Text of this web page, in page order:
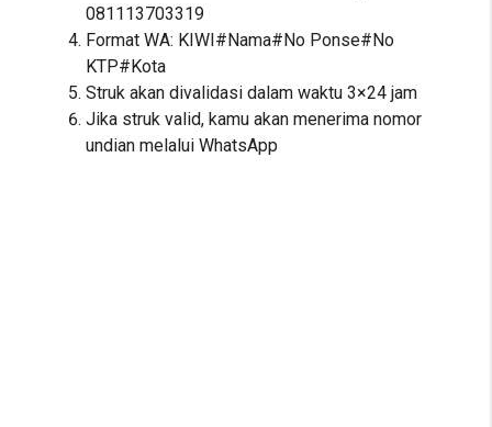
081113703319
Format WA: KIWI#Nama#No Ponse#No
KTP#Kota
Struk akan divalidasi dalam waktu 3×24 jam
Jika struk valid, kamu akan menerima nomor
undian melalui WhatsApp